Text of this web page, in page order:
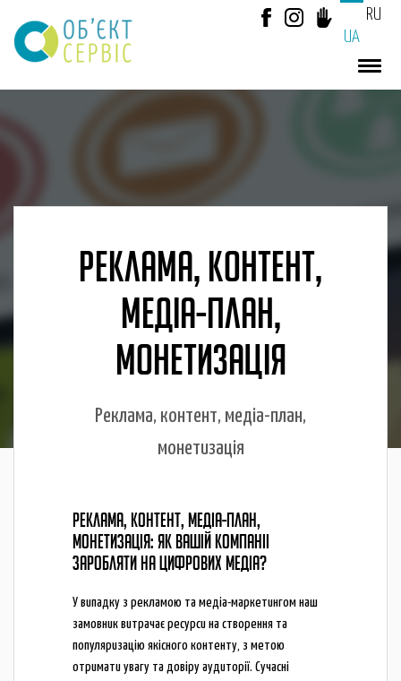
UA
RU
РЕКЛАМА, КОНТЕНТ,
МЕДІА-ПЛАН,
МОНЕТИЗАЦІЯ
Реклама, контент, медіа-план,
монетизація
РЕКЛАМА, КОНТЕНТ, МЕДІА-ПЛАН,
МОНЕТИЗАЦІЯ: ЯК ВАШІЙ КОМПАНІЇ
ЗАРОБЛЯТИ НА ЦИФРОВИХ МЕДІА?
У випадку з рекламою та медіа-маркетингом наш
замовник витрачає ресурси на створення та
популяризацію якісного контенту, з метою
отримати увагу та довіру аудиторії. Сучасні